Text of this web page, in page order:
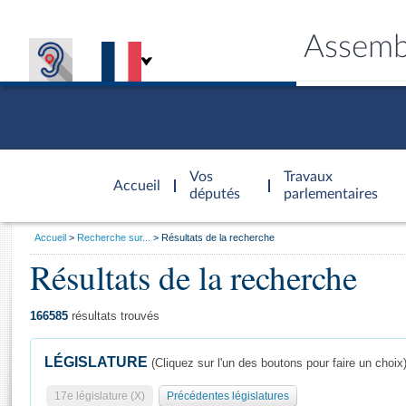
Accueil
d'accueil
Vos
députés
Travaux
parlementaires
Général
Vous
Accueil Recherche sur... Résultats de la recherche
Résultats de la recherche
166585 résultats trouvés
LÉGISLATURE (Cliquez sur l'un des boutons pour faire un choix)
17e législature (X) Précédentes législatures